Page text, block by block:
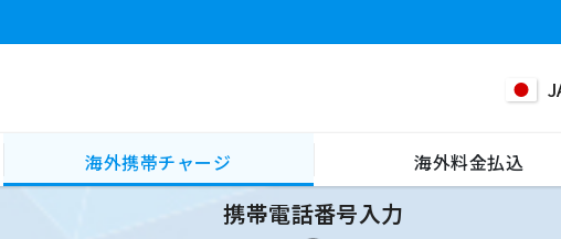
海外携帯チャージ 海外料金払込
携帯電話番号入力